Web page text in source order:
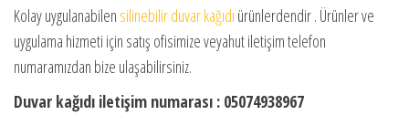
Kolay uygulanabilen silinebilir duvar kağıdı ürünlerdendir . Ürünler ve
uygulama hizmeti için satış ofisimize veyahut iletişim telefon
numaramızdan bize ulaşabilirsiniz.
Duvar kağıdı iletişim numarası : 05074938967